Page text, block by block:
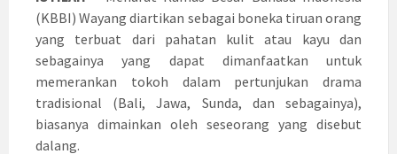
(KBBI) Wayang diartikan sebagai boneka tiruan orang
yang terbuat dari pahatan kulit atau kayu dan
sebagainya yang dapat dimanfaatkan untuk
memerankan tokoh dalam pertunjukan drama
tradisional (Bali, Jawa, Sunda, dan sebagainya),
biasanya dimainkan oleh seseorang yang disebut
dalang.